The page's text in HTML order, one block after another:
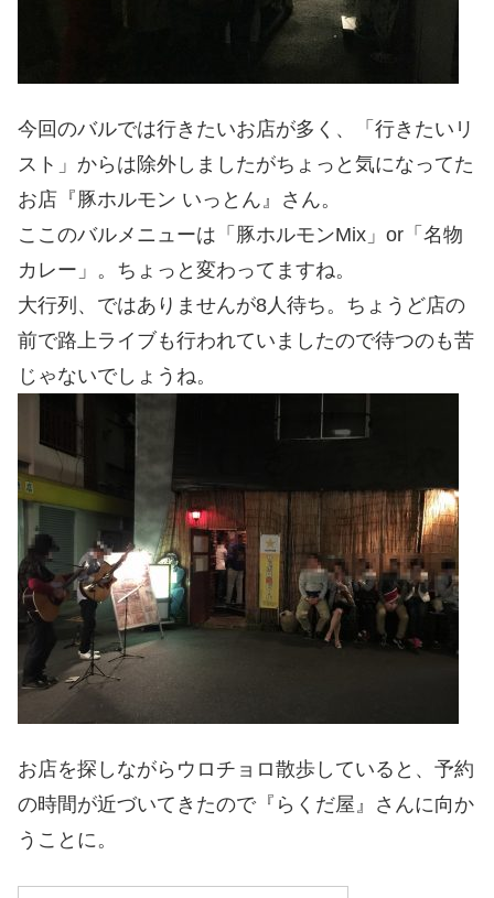
今回のバルでは行きたいお店が多く、「行きたいリ
スト」からは除外しましたがちょっと気になってた
お店『豚ホルモン いっとん』さん。
ここのバルメニューは「豚ホルモンMix」or「名物
カレー」。ちょっと変わってますね。
大行列、ではありませんが8人待ち。ちょうど店の
前で路上ライブも行われていましたので待つのも苦
じゃないでしょうね。
お店を探しながらウロチョロ散歩していると、予約
の時間が近づいてきたので『らくだ屋』さんに向か
うことに。